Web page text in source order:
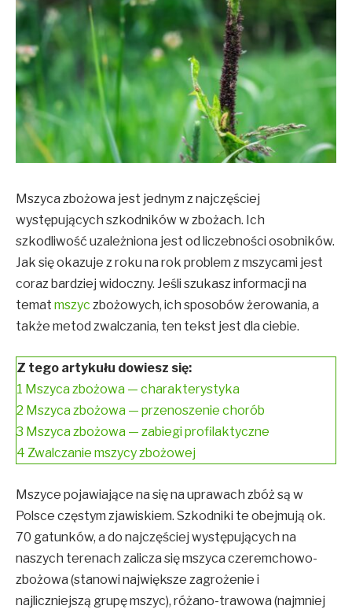
Mszyca zbożowa jest jednym z najczęściej
występujących szkodników w zbożach. Ich
szkodliwość uzależniona jest od liczebności osobników.
Jak się okazuje z roku na rok problem z mszycami jest
coraz bardziej widoczny. Jeśli szukasz informacji na
temat mszyc zbożowych, ich sposobów żerowania, a
także metod zwalczania, ten tekst jest dla ciebie.
Z tego artykułu dowiesz się:
1 Mszyca zbożowa — charakterystyka
2 Mszyca zbożowa — przenoszenie chorób
3 Mszyca zbożowa — zabiegi profilaktyczne
4 Zwalczanie mszycy zbożowej
Mszyce pojawiające na się na uprawach zbóż są w
Polsce częstym zjawiskiem. Szkodniki te obejmują ok.
70 gatunków, a do najczęściej występujących na
naszych terenach zalicza się mszyca czeremchowo-
zbożowa (stanowi największe zagrożenie i
najliczniejszą grupę mszyc), różano-trawowa (najmniej